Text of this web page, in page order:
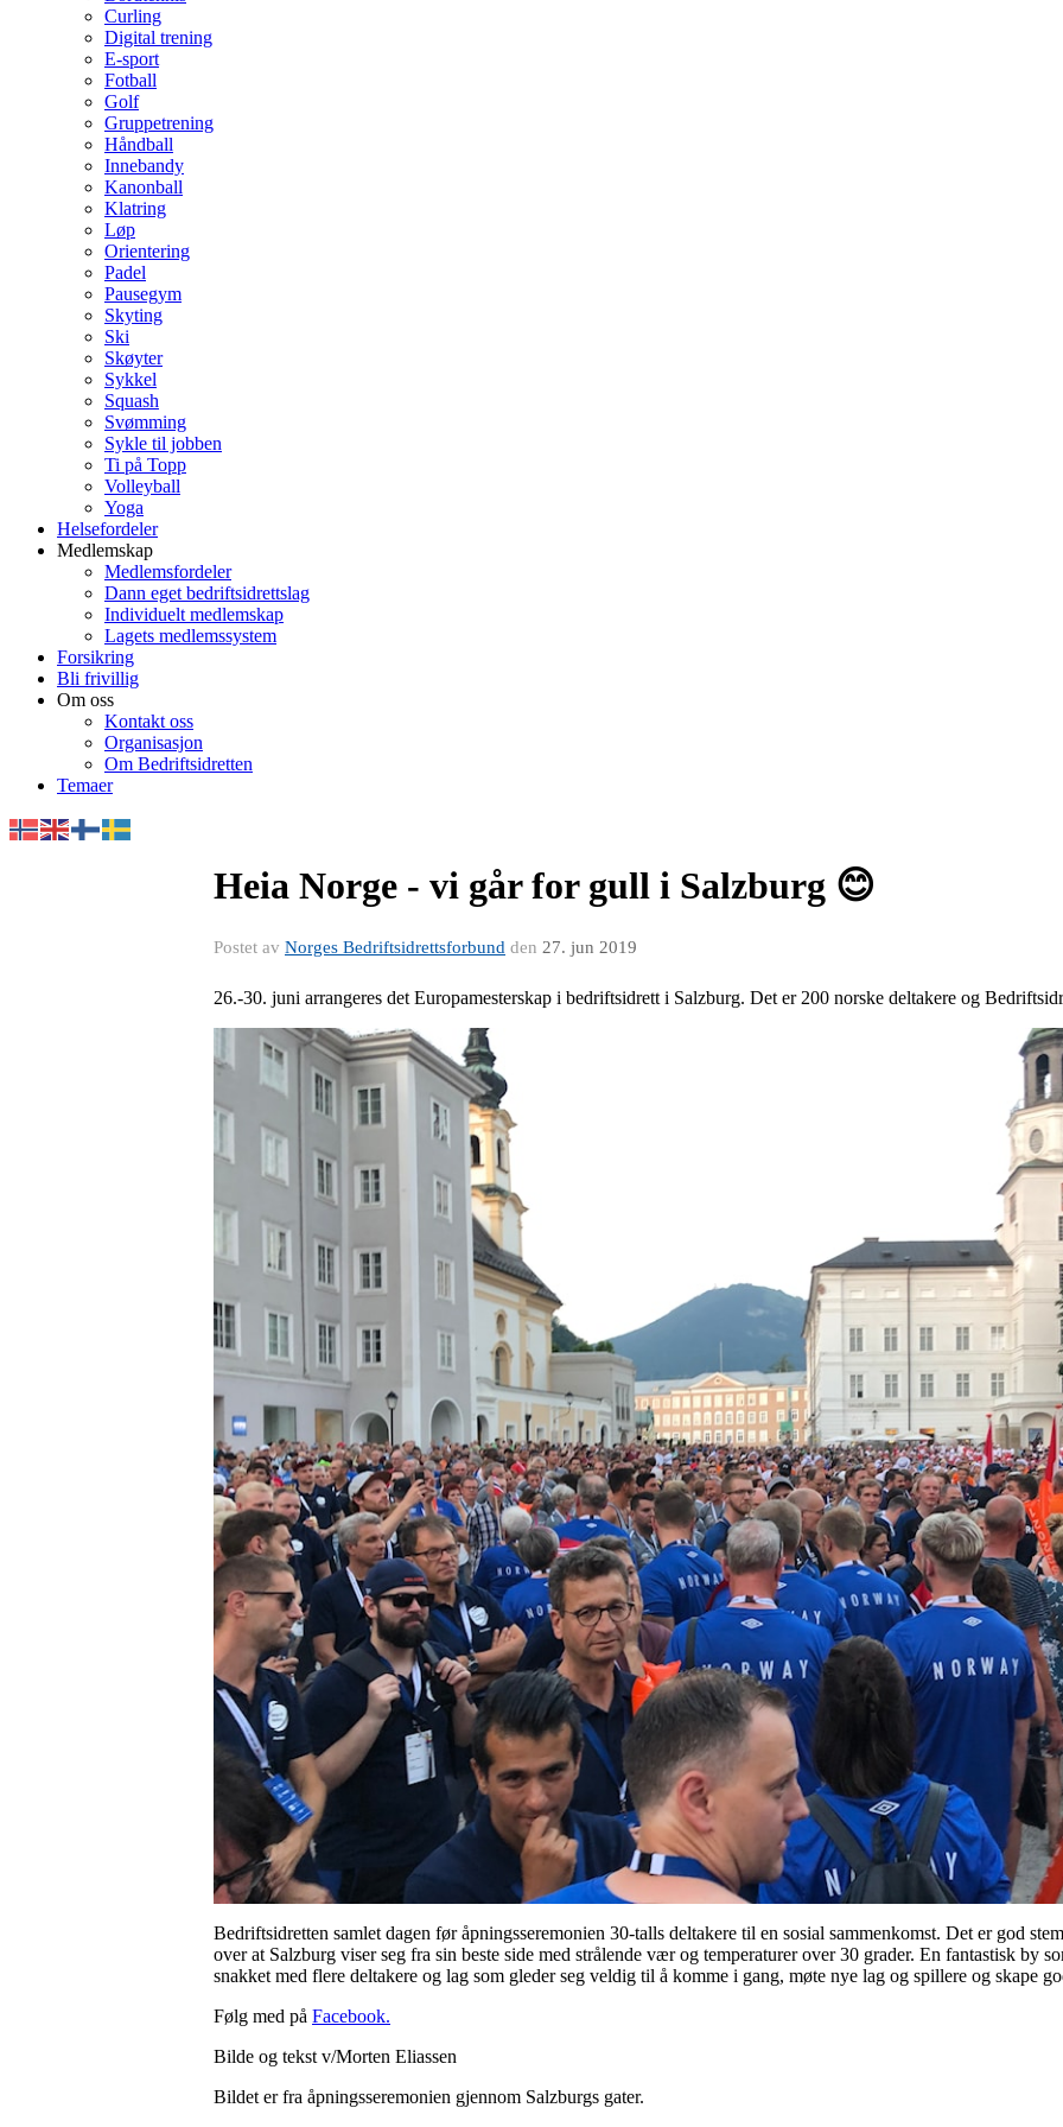
Curling
Digital trening
E-sport
Fotball
Golf
Gruppetrening
Håndball
Innebandy
Kanonball
Klatring
Løp
Orientering
Padel
Pausegym
Skyting
Ski
Skøyter
Sykkel
Squash
Svømming
Sykle til jobben
Ti på Topp
Volleyball
Yoga
Helsefordeler
Medlemskap
Medlemsfordeler
Dann eget bedriftsidrettslag
Individuelt medlemskap
Lagets medlemssystem
Forsikring
Bli frivillig
Om oss
Kontakt oss
Organisasjon
Om Bedriftsidretten
Temaer
Heia Norge - vi går for gull i Salzburg 😊
Postet av Norges Bedriftsidrettsforbund den 27. jun 2019
26.-30. juni arrangeres det Europamesterskap i bedriftsidrett i Salzburg. Det er 200 norske deltakere og
Bedriftsidretten samlet dagen før åpningsseremonien 30-talls deltakere til en sosial sammenkomst. Det er god
over at Salzburg viser seg fra sin beste side med strålende vær og temperaturer over 30 grader. En fantastisk by
snakket med flere deltakere og lag som gleder seg veldig til å komme i gang, møte nye lag og spillere og skape
Følg med på Facebook.
Bilde og tekst v/Morten Eliassen
Bildet er fra åpningsseremonien gjennom Salzburgs gater.